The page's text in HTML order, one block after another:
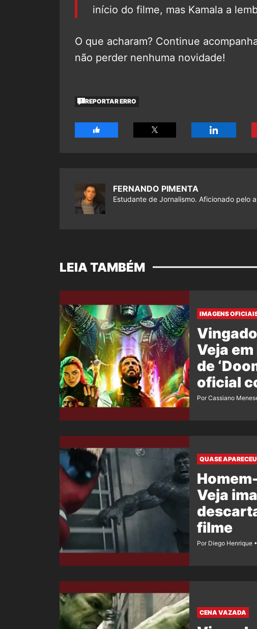
início do filme, mas Kamala a
O que acharam? Continue
não perder nenhuma novidade!
REPORTAR ERRO
FERNANDO PIMENTA
Estudante de Jornalismo. Aficionado pelo
LEIA TAMBÉM
IMAGENS
Veja
de
oficial
filme
Por Cassiano
QUASE
Veja
filme
Por Diego Henrique
CENA VAZADA